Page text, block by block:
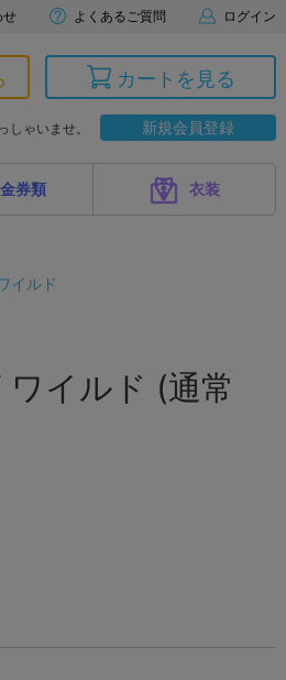
せ よくあるご質問 ログイン
カートを見る
しゃいませ。 新規会員登録
金券類 衣装
イルド
イルド (通常